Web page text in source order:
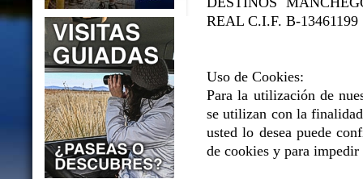
REAL C.I.F. B-13461199
Uso de Cookies:
Para la utilización de
se utilizan con la
usted lo desea puede
de cookies y para